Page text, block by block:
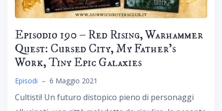
Episodio 190 – Red Rising, Warhammer
Quest: Cursed City, My Father’s
Work, Tiny Epic Galaxies
Episodi – 6 Maggio 2021
Cultisti! Un futuro distopico pieno di personaggi